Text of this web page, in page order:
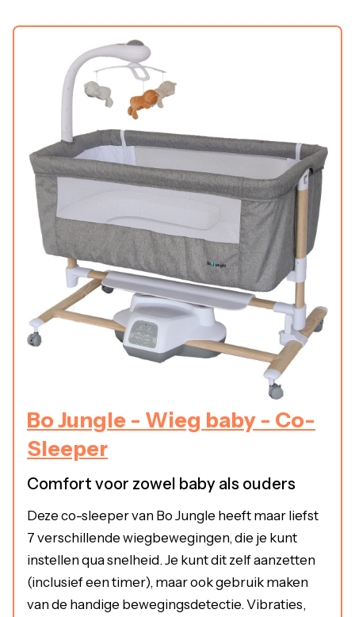
Bo Jungle - Wieg baby - Co-
Sleeper
Comfort voor zowel baby als ouders
Deze co-sleeper van Bo Jungle heeft maar liefst
7 verschillende wiegbewegingen, die je kunt
instellen qua snelheid. Je kunt dit zelf aanzetten
(inclusief een timer), maar ook gebruik maken
van de handige bewegingsdetectie. Vibraties,